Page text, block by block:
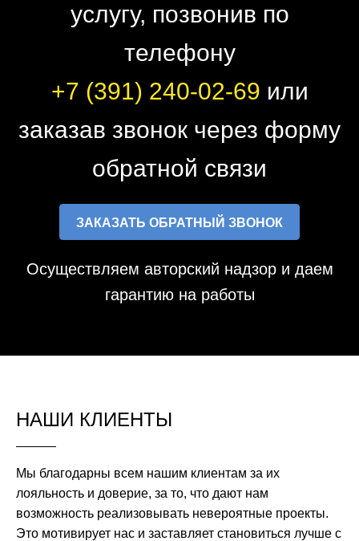
услугу, позвонив по
телефону
+7 (391) 240-02-69 или
заказав звонок через форму
обратной связи
ЗАКАЗАТЬ ОБРАТНЫЙ ЗВОНОК
Осуществляем авторский надзор и даем
гарантию на работы
НАШИ КЛИЕНТЫ
Мы благодарны всем нашим клиентам за их
лояльность и доверие, за то, что дают нам
возможность реализовывать невероятные проекты.
Это мотивирует нас и заставляет становиться лучше с